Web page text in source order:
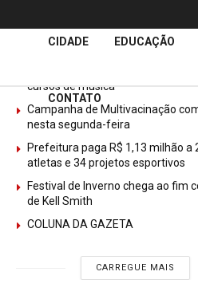
ÚltimasNotícias
cursos de música
Campanha de Multivacinação
nesta segunda-feira
Prefeitura paga R$ 1,13 milhão a
atletas e 34 projetos esportivos
Festival de Inverno chega ao fim
de Kell Smith
COLUNA DA GAZETA
CARREGUE MAIS
CIDADE EDUCAÇÃO
CONTATO